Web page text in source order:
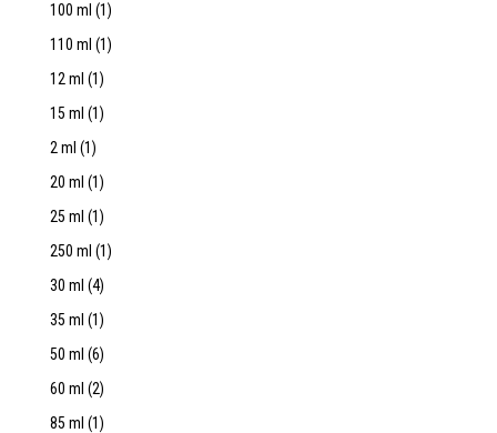
100 ml (1)
110 ml (1)
12 ml (1)
15 ml (1)
2 ml (1)
20 ml (1)
25 ml (1)
250 ml (1)
30 ml (4)
35 ml (1)
50 ml (6)
60 ml (2)
85 ml (1)